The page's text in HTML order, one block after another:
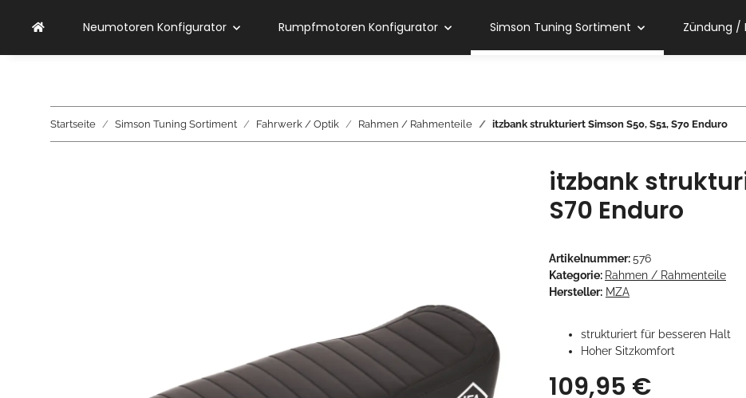
Neumotoren Konfigurator Rumpfmotoren Konfigurator Simson Tuning Sortiment Zündung /
Startseite Simson Tuning Sortiment Fahrwerk / Optik Rahmen / Rahmenteile itzbank strukturiert Simson S50, S51, S70 Enduro
itzbank
S70 Enduro
Artikelnummer:576
Kategorie: Rahmen / Rahmenteile
Hersteller: MZA
strukturiert für besseren Halt
Hoher Sitzkomfort
109,95 €